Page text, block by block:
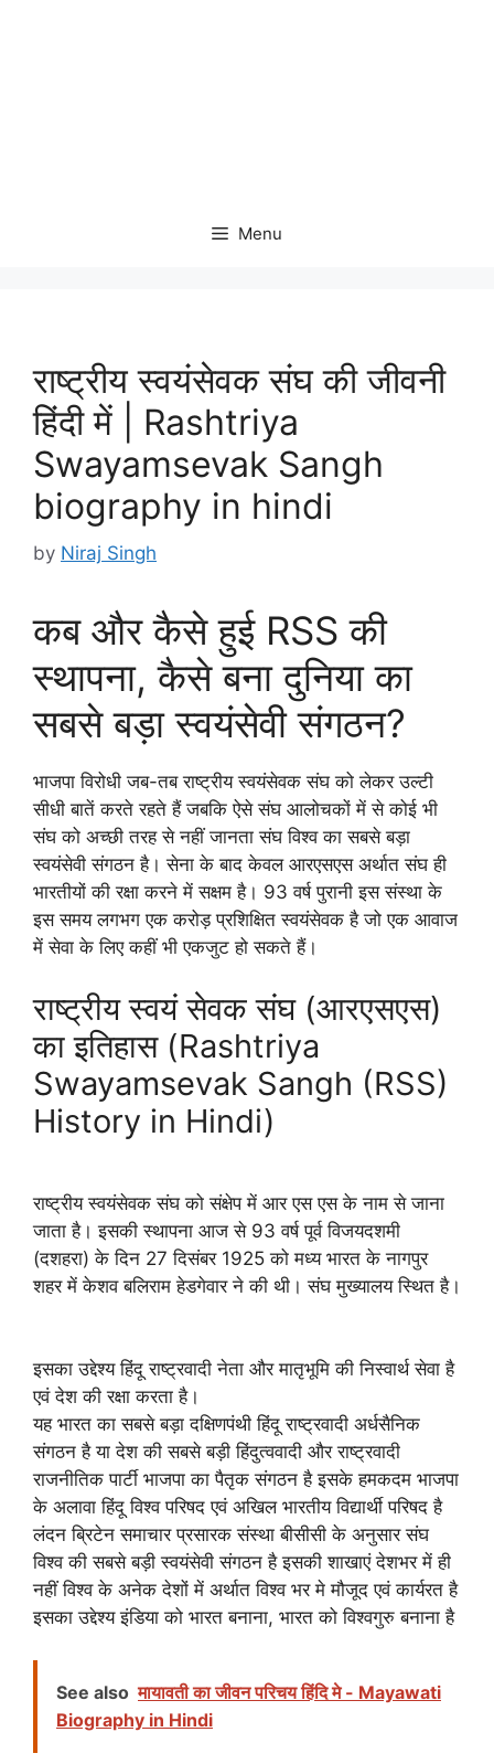
Menu
राष्ट्रीय स्वयंसेवक संघ की जीवनी
हिंदी में | Rashtriya
Swayamsevak Sangh
biography in hindi
by Niraj Singh
कब और कैसे हुई RSS की
स्थापना, कैसे बना दुनिया का
सबसे बड़ा स्वयंसेवी संगठन?
भाजपा विरोधी जब-तब राष्ट्रीय स्वयंसेवक संघ को लेकर उल्टी
सीधी बातें करते रहते हैं जबकि ऐसे संघ आलोचकों में से कोई भी
संघ को अच्छी तरह से नहीं जानता संघ विश्व का सबसे बड़ा
स्वयंसेवी संगठन है। सेना के बाद केवल आरएसएस अर्थात संघ ही
भारतीयों की रक्षा करने में सक्षम है। 93 वर्ष पुरानी इस संस्था के
इस समय लगभग एक करोड़ प्रशिक्षित स्वयंसेवक है जो एक आवाज
में सेवा के लिए कहीं भी एकजुट हो सकते हैं।
राष्ट्रीय स्वयं सेवक संघ (आरएसएस)
का इतिहास (Rashtriya
Swayamsevak Sangh (RSS)
History in Hindi)
राष्ट्रीय स्वयंसेवक संघ को संक्षेप में आर एस एस के नाम से जाना
जाता है। इसकी स्थापना आज से 93 वर्ष पूर्व विजयदशमी
(दशहरा) के दिन 27 दिसंबर 1925 को मध्य भारत के नागपुर
शहर में केशव बलिराम हेडगेवार ने की थी। संघ मुख्यालय स्थित है।
इसका उद्देश्य हिंदू राष्ट्रवादी नेता और मातृभूमि की निस्वार्थ सेवा है
एवं देश की रक्षा करता है।
यह भारत का सबसे बड़ा दक्षिणपंथी हिंदू राष्ट्रवादी अर्धसैनिक
संगठन है या देश की सबसे बड़ी हिंदुत्ववादी और राष्ट्रवादी
राजनीतिक पार्टी भाजपा का पैतृक संगठन है इसके हमकदम भाजपा
के अलावा हिंदू विश्व परिषद एवं अखिल भारतीय विद्यार्थी परिषद है
लंदन ब्रिटेन समाचार प्रसारक संस्था बीसीसी के अनुसार संघ
विश्व की सबसे बड़ी स्वयंसेवी संगठन है इसकी शाखाएं देशभर में ही
नहीं विश्व के अनेक देशों में अर्थात विश्व भर मे मौजूद एवं कार्यरत है
इसका उद्देश्य इंडिया को भारत बनाना, भारत को विश्वगुरु बनाना है
See also मायावती का जीवन परिचय हिंदि मे - Mayawati
Biography in Hindi